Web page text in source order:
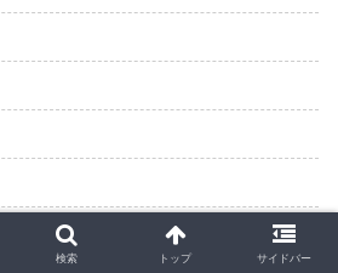
検索 トップ サイドバー